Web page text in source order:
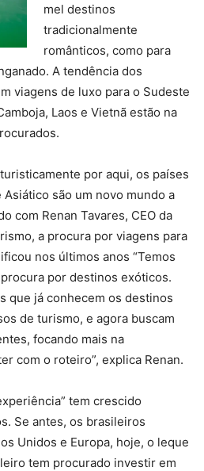
mel destinos
tradicionalmente
românticos, como para
A tendência dos
viagens de luxo para o Sudeste
Laos e Vietnã estão na
por aqui, os países
são um novo mundo a
com Renan Tavares, CEO da
a procura por viagens para
nos últimos anos “Temos
por destinos exóticos.
que já conhecem os destinos
de turismo, e agora buscam
focando mais na
com o roteiro”, explica Renan.
tem crescido
Se antes, os brasileiros
Unidos e Europa, hoje, o leque
tem procurado investir em